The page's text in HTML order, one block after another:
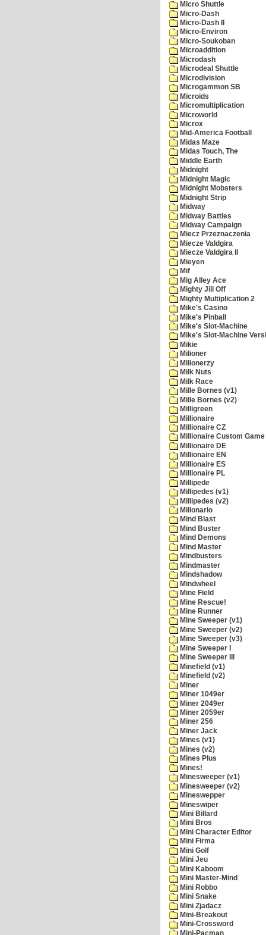
Micro Shuttle
Micro-Dash
Micro-Dash II
Micro-Environ
Micro-Soukoban
Microaddition
Microdash
Microdeal Shuttle
Microdivision
Microgammon SB
Microids
Micromultiplication
Microworld
Microx
Mid-America Football
Midas Maze
Midas Touch, The
Middle Earth
Midnight
Midnight Magic
Midnight Mobsters
Midnight Strip
Midway
Midway Battles
Midway Campaign
Miecz Przeznaczenia
Miecze Valdgira
Miecze Valdgira II
Mieyen
Mif
Mig Alley Ace
Mighty Jill Off
Mighty Multiplication 2
Mike's Casino
Mike's Pinball
Mike's Slot-Machine
Mike's Slot-Machine
Mikie
Milioner
Milionerzy
Milk Nuts
Milk Race
Mille Bornes (v1)
Mille Bornes (v2)
Milligreen
Millionaire
Millionaire CZ
Millionaire Custom
Millionaire DE
Millionaire EN
Millionaire ES
Millionaire PL
Millipede
Millipedes (v1)
Millipedes (v2)
Millonario
Mind Blast
Mind Buster
Mind Demons
Mind Master
Mindbusters
Mindmaster
Mindshadow
Mindwheel
Mine Field
Mine Rescue!
Mine Runner
Mine Sweeper (v1)
Mine Sweeper (v2)
Mine Sweeper (v3)
Mine Sweeper I
Mine Sweeper III
Minefield (v1)
Minefield (v2)
Miner
Miner 1049er
Miner 2049er
Miner 2059er
Miner 256
Miner Jack
Mines (v1)
Mines (v2)
Mines Plus
Mines!
Minesweeper (v1)
Minesweeper (v2)
Mineswepper
Mineswiper
Mini Billard
Mini Bros
Mini Character Editor
Mini Firma
Mini Golf
Mini Jeu
Mini Kaboom
Mini Master-Mind
Mini Robbo
Mini Snake
Mini Zjadacz
Mini-Breakout
Mini-Crossword
Mini-Pacman